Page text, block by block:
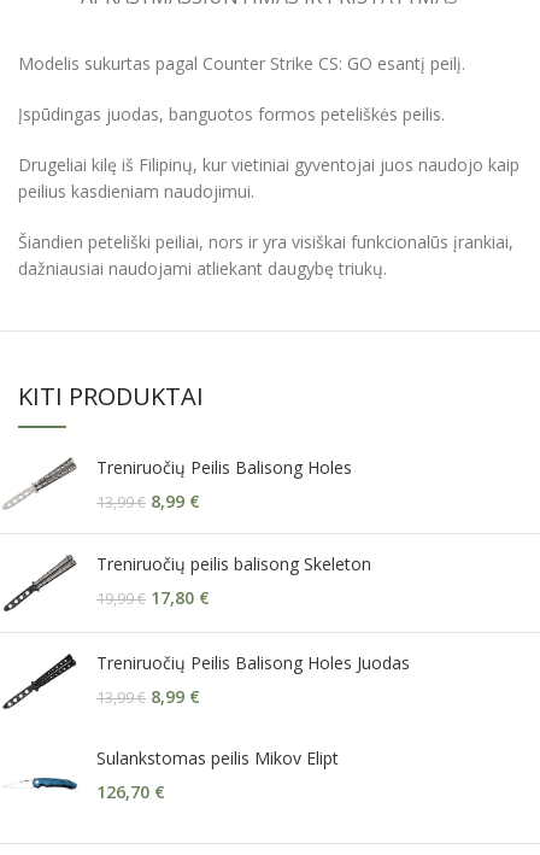
Modelis sukurtas pagal Counter Strike CS: GO esantį peilį.
Įspūdingas juodas, banguotos formos peteliškės peilis.
Drugeliai kilę iš Filipinų, kur vietiniai gyventojai juos naudojo kaip
peilius kasdieniam naudojimui.
Šiandien peteliški peiliai, nors ir yra visiškai funkcionalūs įrankiai,
dažniausiai naudojami atliekant daugybę triukų.
KITI PRODUKTAI
Treniruočių Peilis Balisong Holes
13,99€ 8,99 €
Treniruočių peilis balisong Skeleton
19,99€ 17,80 €
Treniruočių Peilis Balisong Holes Juodas
13,99€ 8,99 €
Sulankstomas peilis Mikov Elipt
126,70 €